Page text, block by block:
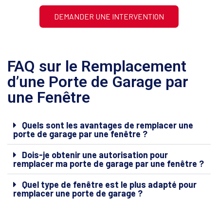
DEMANDER UNE INTERVENTION
FAQ sur le Remplacement
d’une Porte de Garage par
une Fenêtre
Quels sont les avantages de remplacer une
porte de garage par une fenêtre ?
Dois-je obtenir une autorisation pour
remplacer ma porte de garage par une fenêtre ?
Quel type de fenêtre est le plus adapté pour
remplacer une porte de garage ?